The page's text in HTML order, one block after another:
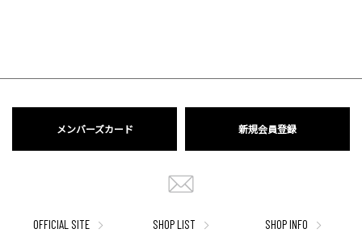
メンバーズカード 新規会員登録
OFFICIAL SITE SHOP LIST SHOP INFO